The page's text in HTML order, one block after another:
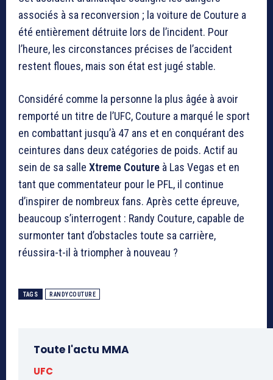
associés à sa reconversion ; la voiture de Couture a
été entièrement détruite lors de l’incident. Pour
l’heure, les circonstances précises de l’accident
restent floues, mais son état est jugé stable.
Considéré comme la personne la plus âgée à avoir
remporté un titre de l’UFC, Couture a marqué le sport
en combattant jusqu’à 47 ans et en conquérant des
ceintures dans deux catégories de poids. Actif au
sein de sa salle Xtreme Couture à Las Vegas et en
tant que commentateur pour le PFL, il continue
d’inspirer de nombreux fans. Après cette épreuve,
beaucoup s’interrogent : Randy Couture, capable de
surmonter tant d’obstacles toute sa carrière,
réussira-t-il à triompher à nouveau ?
TAGS RANDYCOUTURE
Toute l'actu MMA
UFC